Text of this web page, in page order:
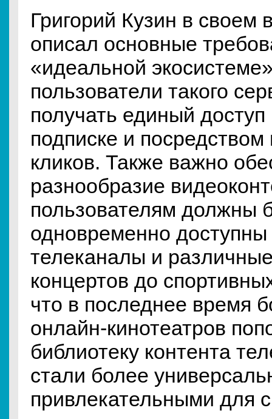
Григорий Кузин в своем
описал основные
«идеальной
пользователи такого
получать единый
подписке и посредством
кликов. Также важно
разнообразие
пользователям должны
одновременно доступны
телеканалы и
концертов до
что в последнее время
онлайн-кинотеатров
библиотеку контента
стали более
привлекательными для